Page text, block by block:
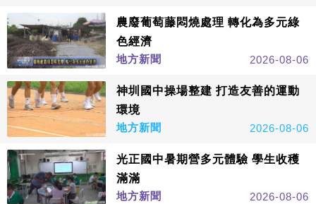
農廢葡萄藤悶燒處理 轉化為多元綠
色經濟
地方新聞
2026-08-06
神圳國中操場整建 打造友善的運動
環境
地方新聞
2026-08-06
光正國中暑期營多元體驗 學生收穫
滿滿
地方新聞
2026-08-06